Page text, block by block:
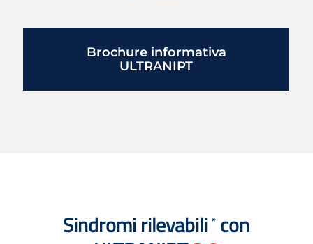
Brochure informativa
ULTRANIPT
Sindromi rilevabili* con